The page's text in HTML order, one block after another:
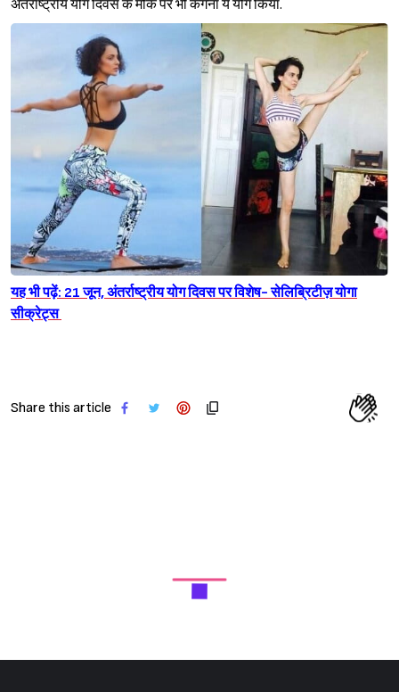
अंतर्राष्ट्रीय योग दिवस के मौके पर भी कंगना ये योग किया.
यह भी पढ़ें: 21 जून, अंतर्राष्ट्रीय योग दिवस पर विशेष- सेलिब्रिटीज़ योगा
सीक्रेट्स
Share this article